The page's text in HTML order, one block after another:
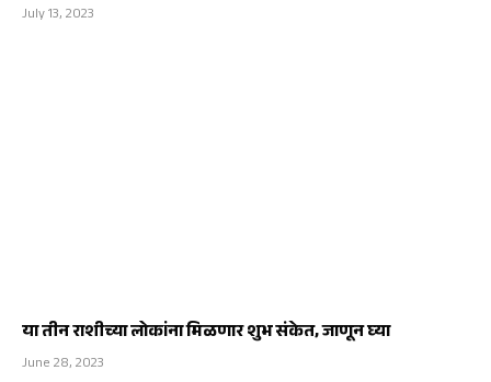
July 13, 2023
या तीन राशीच्या लोकांना मिळणार शुभ संकेत, जाणून घ्या
June 28, 2023